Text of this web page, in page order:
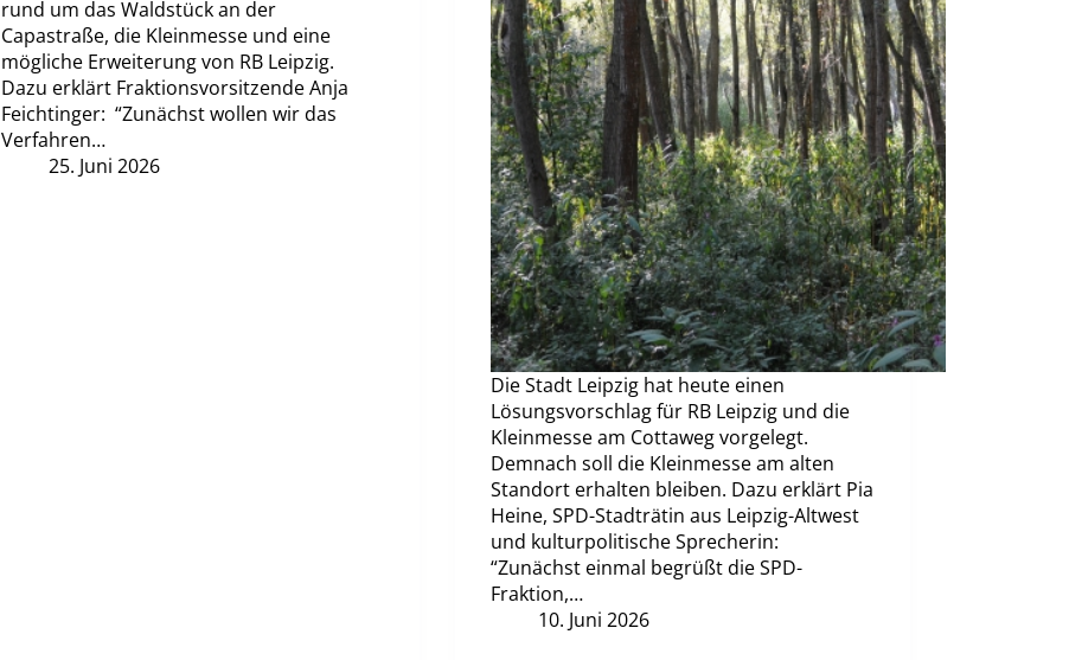
rund um das Waldstück an der
Capastraße, die Kleinmesse und eine
mögliche Erweiterung von RB Leipzig.
Dazu erklärt Fraktionsvorsitzende Anja
Feichtinger: “Zunächst wollen wir das
Verfahren…
25. Juni 2026
Die Stadt Leipzig hat heute einen
Lösungsvorschlag für RB Leipzig und die
Kleinmesse am Cottaweg vorgelegt.
Demnach soll die Kleinmesse am alten
Standort erhalten bleiben. Dazu erklärt Pia
Heine, SPD-Stadträtin aus Leipzig-Altwest
und kulturpolitische Sprecherin:
“Zunächst einmal begrüßt die SPD-
Fraktion,…
10. Juni 2026